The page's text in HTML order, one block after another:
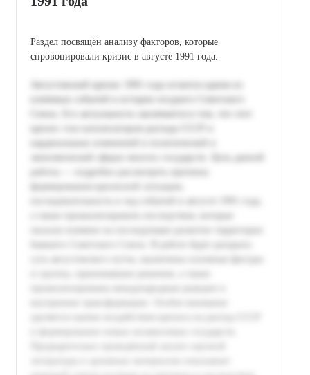
Раздел посвящён анализу факторов, которые
спровоцировали кризис в августе 1991 года.